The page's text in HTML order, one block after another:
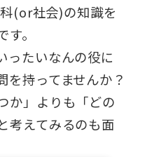
(or社会)の知識を
。
ったいなんの役に
を持ってませんか？
か」よりも「どの
考えてみるのも面